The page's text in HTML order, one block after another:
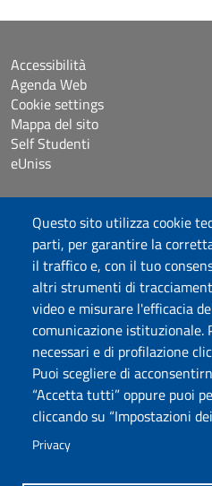
Questo sito utilizza cookie
parti, per garantire la
il traffico e, con il tuo
altri strumenti di
video e misurare l'efficacia
comunicazione istituzionale.
necessari e di profilazione
Puoi scegliere di
“Accetta tutti” oppure puoi
cliccando su “Impostazioni
Privacy
Università degli Studi di Sassari
Struttura di Raccordo
Facoltà di Medicina e Chirurgia
Viale San Pietro 43/B, 07100
Fax 079 228213
Accessibilità
Agenda Web
Cookie settings
Mappa del sito
Self Studenti
eUniss
Dichiarazione di accessibilità
Posta elettronica @uniss.it
Protocollo
Seguici su